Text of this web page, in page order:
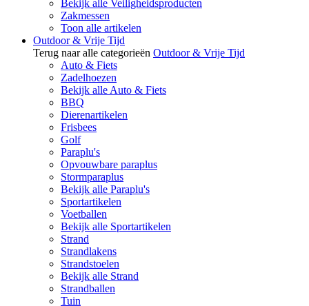
Bekijk alle Veiligheidsproducten
Zakmessen
Toon alle artikelen
Outdoor & Vrije Tijd
Terug naar alle categorieën Outdoor & Vrije Tijd
Auto & Fiets
Zadelhoezen
Bekijk alle Auto & Fiets
BBQ
Dierenartikelen
Frisbees
Golf
Paraplu's
Opvouwbare paraplus
Stormparaplus
Bekijk alle Paraplu's
Sportartikelen
Voetballen
Bekijk alle Sportartikelen
Strand
Strandlakens
Strandstoelen
Bekijk alle Strand
Strandballen
Tuin